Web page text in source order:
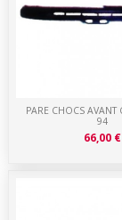
PARE CHOCS
94
66,00 €